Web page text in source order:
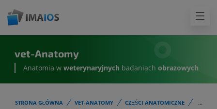
vet-Anatomy
Anatomia w weterynaryjnych badaniach obrazowych
STRONA GŁÓWNA VET-ANATOMY CZĘŚCI ANATOMICZNE
...